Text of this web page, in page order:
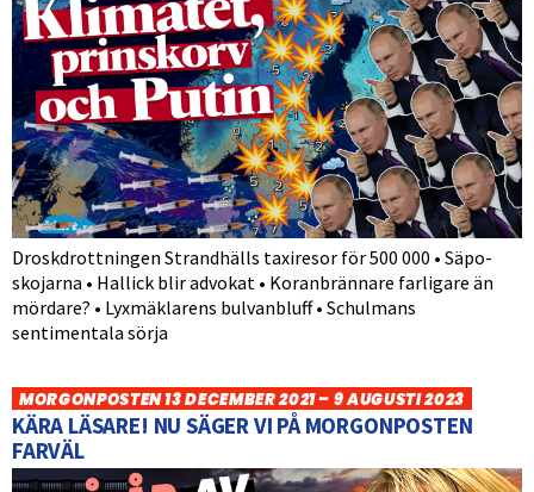
Droskdrottningen Strandhälls taxiresor för 500 000 • Säpo-
skojarna • Hallick blir advokat • Koranbrännare farligare än
mördare? • Lyxmäklarens bulvanbluff • Schulmans
sentimentala sörja
MORGONPOSTEN 13 DECEMBER 2021 – 9 AUGUSTI 2023
KÄRA LÄSARE! NU SÄGER VI PÅ MORGONPOSTEN
FARVÄL